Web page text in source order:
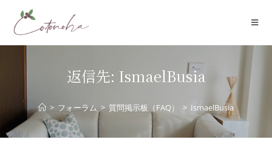
返信先: IsmaelBusia
> フォーラム > 質問掲示板（FAQ） > IsmaelBusia